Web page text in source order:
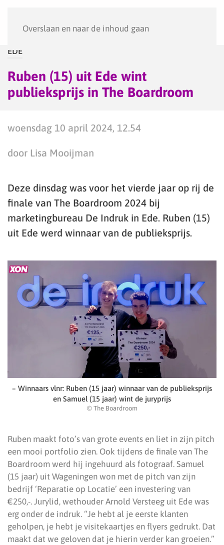
Overslaan en naar de inhoud gaan
EDE
Ruben (15) uit Ede wint
publieksprijs in The Boardroom
woensdag 10 april 2024, 12.54
door Lisa Mooijman
Deze dinsdag was voor het vierde jaar op rij de
finale van The Boardroom 2024 bij
marketingbureau De Indruk in Ede. Ruben (15)
uit Ede werd winnaar van de publieksprijs.
– Winnaars vlnr: Ruben (15 jaar) winnaar van de publieksprijs
en Samuel (15 jaar) wint de juryprijs
© The Boardroom
Ruben maakt foto’s van grote events en liet in zijn pitch
een mooi portfolio zien. Ook tijdens de finale van The
Boardroom werd hij ingehuurd als fotograaf. Samuel
(15 jaar) uit Wageningen won met de pitch van zijn
bedrijf ‘Reparatie op Locatie’ een investering van
€250,-. Jurylid, wethouder Arnold Versteeg uit Ede was
erg onder de indruk. “Je hebt al je eerste klanten
geholpen, je hebt je visitekaartjes en flyers gedrukt. Dat
maakt dat we geloven dat je hierin verder kan groeien.”